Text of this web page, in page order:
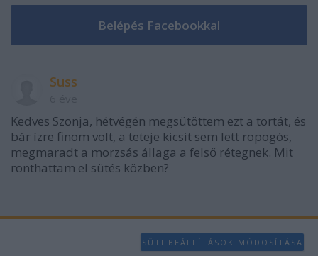
Suss
Kedves Szonja, hétvégén megsütöttem ezt a tortát, és
bár ízre finom volt, a teteje kicsit sem lett ropogós,
megmaradt a morzsás állaga a felső rétegnek. Mit
ronthattam el sütés közben?
SÜTI BEÁLLÍTÁSOK MÓDOSÍTÁSA